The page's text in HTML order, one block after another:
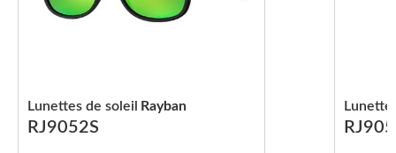
RJ9052S
Lunettes de soleil Rayban